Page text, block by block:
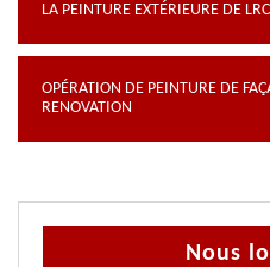
LA PEINTURE EXTÉRIEURE DE
OPÉRATION DE PEINTURE DE
RENOVATION
Nous